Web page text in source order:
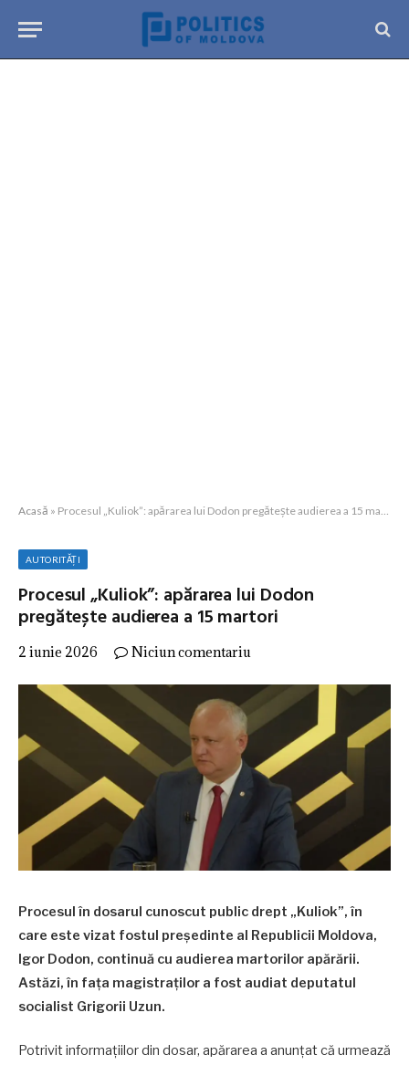
Acasă » Procesul „Kuliok”: apărarea lui Dodon pregătește audierea a 15 martori
AUTORITĂȚI
Procesul „Kuliok”: apărarea lui Dodon
pregătește audierea a 15 martori
2 iunie 2026 Niciun comentariu
Procesul în dosarul cunoscut public drept „Kuliok”, în
care este vizat fostul președinte al Republicii Moldova,
Igor Dodon, continuă cu audierea martorilor apărării.
Astăzi, în fața magistraților a fost audiat deputatul
socialist Grigorii Uzun.
Potrivit informațiilor din dosar, apărarea a anunțat că urmează